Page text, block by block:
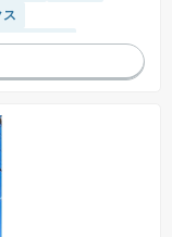
ス
な住宅地